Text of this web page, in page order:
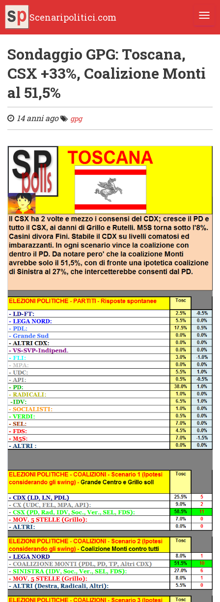
Scenaripolitici.com
Sondaggio GPG: Toscana,
CSX +33%, Coalizione Monti
al 51,5%
14 anni ago gpg